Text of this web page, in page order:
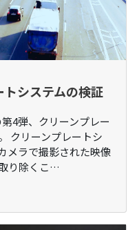
システムの検証
4弾、クリーンプレー
クリーンプレートシ
メラで撮影された映像
り除くこ…